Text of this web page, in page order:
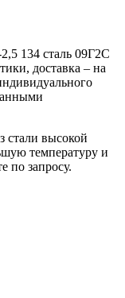
134 сталь 09Г2С
доставка – на
стали высокой
температуру и
по запросу.